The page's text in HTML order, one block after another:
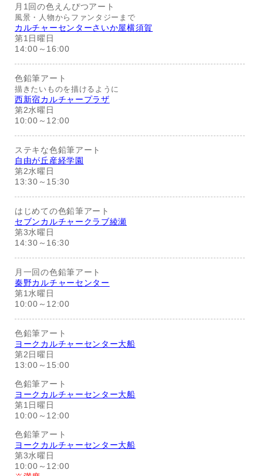
月1回の色えんぴつアート
風景・人物からファンタジーまで
カルチャーセンターさいか屋横須賀
第1日曜日
14:00～16:00
色鉛筆アート
描きたいものを描けるように
西新宿カルチャープラザ
第2水曜日
10:00～12:00
ステキな色鉛筆アート
自由が丘産経学園
第2水曜日
13:30～15:30
はじめての色鉛筆アート
セブンカルチャークラブ綾瀬
第3水曜日
14:30～16:30
月一回の色鉛筆アート
秦野カルチャーセンター
第1水曜日
10:00～12:00
色鉛筆アート
ヨークカルチャーセンター大船
第2日曜日
13:00～15:00
色鉛筆アート
ヨークカルチャーセンター大船
第1日曜日
10:00～12:00
色鉛筆アート
ヨークカルチャーセンター大船
第3水曜日
10:00～12:00